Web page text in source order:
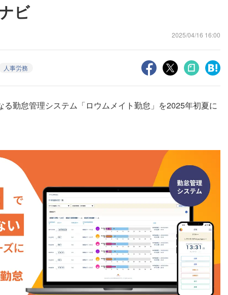
ビ
2025/04/16 16:00
人事労務
勤怠管理システム「ロウムメイト勤怠」を2025年初夏に